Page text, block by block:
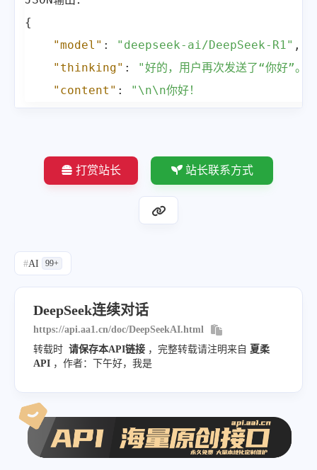
{
"model" : "deepseek-ai/DeepSeek-R1" ,
"thinking" :
"好的，用户再次发送了“你好”。
"content" : "\n\n你好！
打赏站长 站长联系方式
#AI 99+
DeepSeek连续对话
https://api.aa1.cn/doc/DeepSeekAI.html
转载时 请保存本API链接 ，完整转载请注明来自 夏柔
API ，作者：下午好，我是